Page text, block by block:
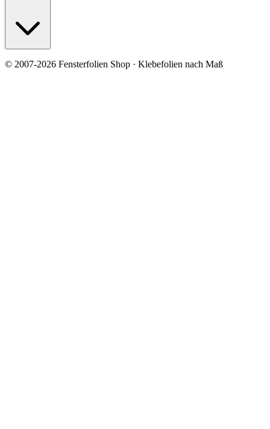
© 2007-2026 Fensterfolien Shop · Klebefolien nach Maß